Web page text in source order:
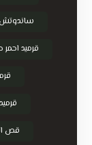
ساندوتش
قرميد احمر
قص